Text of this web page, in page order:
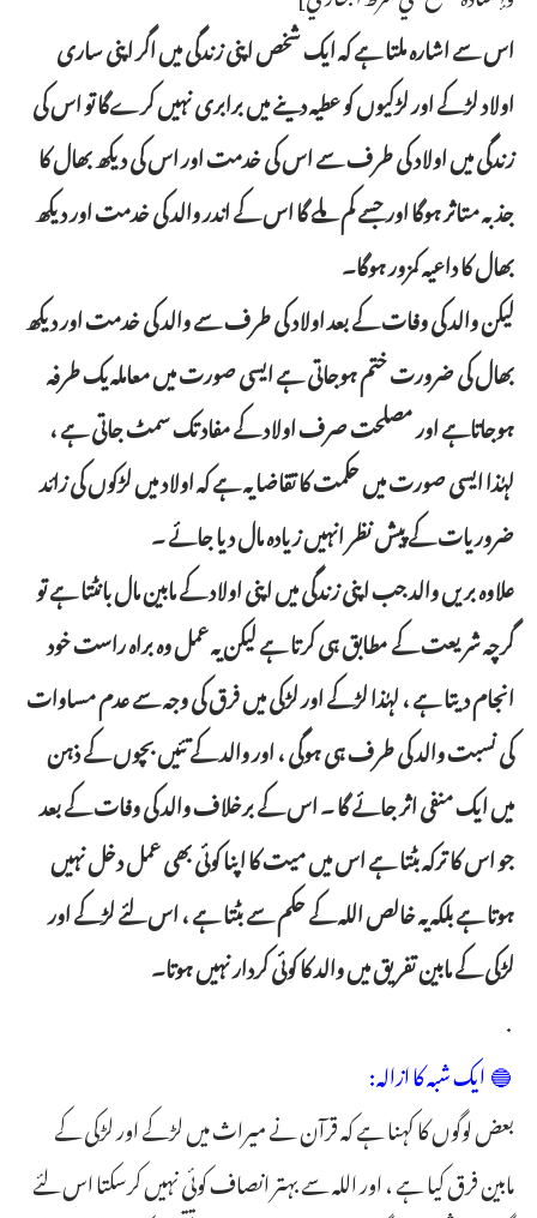
اس سے اشارہ ملتا ہے کہ ایک شخص اپنی زندگی میں اگر اپنی ساری
اولاد لڑکے اور لڑکیوں کو عطیہ دینے میں برابری نہیں کرےگا تو اس کی
زندگی میں اولاد کی طرف سے اس کی خدمت اور اس کی دیکھ بھال کا
جذبہ متاثر ہوگا اور جسے کم ملے گا اس کے اندر والد کی خدمت اور دیکھ
بھال کا داعیہ کمزور ہوگا۔
لیکن والد کی وفات کے بعد اولاد کی طرف سے والد کی خدمت اور دیکھ
بھال کی ضرورت ختم ہوجاتی ہے ایسی صورت میں معاملہ یک طرفہ
ہوجاتاہے اور مصلحت صرف اولاد کے مفاد تک سمٹ جاتی ہے ،
لہٰذا ایسی صورت میں حکمت کا تقاضا یہ ہے کہ اولاد میں لڑکوں کی زائد
ضروریات کے پیش نظر انہیں زیادہ مال دیا جائے ۔
علاوہ بریں والد جب اپنی زندگی میں اپنی اولاد کے مابین مال بانٹتا ہے تو
گرچہ شریعت کے مطابق ہی کرتا ہے لیکن یہ عمل وہ براہ راست خود
انجام دیتا ہے ، لہٰذا لڑکے اور لڑکی میں فرق کی وجہ سے عدم مساوات
کی نسبت والد کی طرف ہی ہوگی ، اور والد کے تئیں بچوں کے ذہن
میں ایک منفی اثر جائے گا ۔ اس کے برخلاف والد کی وفات کے بعد
جو اس کا ترکہ بٹتا ہے اس میں میت کا اپنا کوئی بھی عمل دخل نہیں
ہوتا ہے بلکہ یہ خالص اللہ کے حکم سے بٹتا ہے ، اس لئے لڑکے اور
لڑکی کے مابین تفریق میں والد کا کوئی کردار نہیں ہوتا۔
.
🔵 ایک شبہ کا ازالہ:
بعض لوگوں کا کہنا ہے کہ قرآن نے میراث میں لڑکے اور لڑکی کے
مابین فرق کیا ہے ، اور اللہ سے بہتر انصاف کوئی نہیں کرسکتا اس لئے